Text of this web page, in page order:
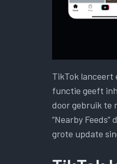
TikTok lanceert
functie geeft
door gebruik te
“Nearby
grote update